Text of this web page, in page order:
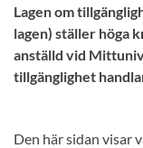
Lagen om
lagen) ställer höga
anställd vid
tillgänglighet
Den här sidan visar